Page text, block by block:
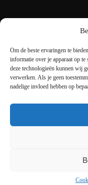
Om de beste ervaringen te
informatie over je apparaat op
deze technologieën kunnen wij
verwerken. Als je geen
nadelige invloed hebben op
Copyright © 2021